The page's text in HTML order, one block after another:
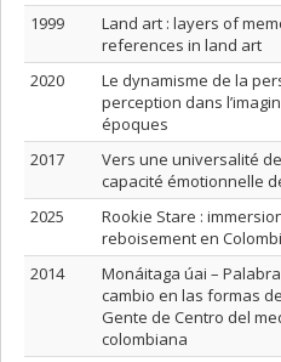
1999
Land art : layers of
references in land art
2020
Le dynamisme de la
perception dans
époques
2017
Vers une universalité
capacité émotionnelle
2025
Rookie Stare :
reboisement en
2014
Monáitaga úai –
cambio en las formas
Gente de Centro del
colombiana